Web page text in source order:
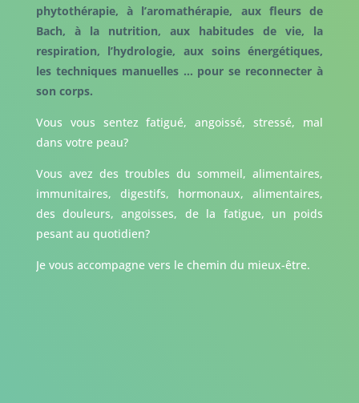
phytothérapie, à l’aromathérapie, aux fleurs de
Bach, à la nutrition, aux habitudes de vie, la
respiration, l’hydrologie, aux soins énergétiques,
les techniques manuelles … pour se reconnecter à
son corps.
Vous vous sentez fatigué, angoissé, stressé, mal
dans votre peau?
Vous avez des troubles du sommeil, alimentaires,
immunitaires, digestifs, hormonaux, alimentaires,
des douleurs, angoisses, de la fatigue, un poids
pesant au quotidien?
Je vous accompagne vers le chemin du mieux-être.